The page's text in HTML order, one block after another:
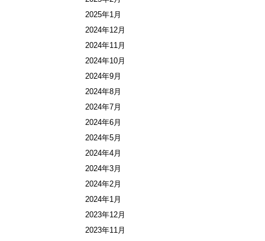
2025年1月
2024年12月
2024年11月
2024年10月
2024年9月
2024年8月
2024年7月
2024年6月
2024年5月
2024年4月
2024年3月
2024年2月
2024年1月
2023年12月
2023年11月